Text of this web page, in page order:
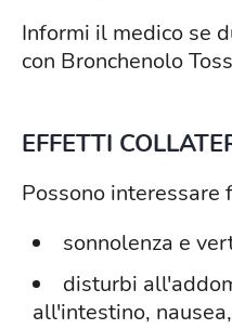
Informi il medico se
con Bronchenolo
EFFETTI
Possono interessare
sonnolenza e
disturbi
all'intestino,